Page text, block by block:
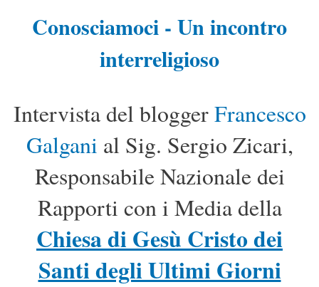
Conosciamoci - Un incontro
interreligioso
Intervista del bloggerFrancesco
Galgani al Sig. Sergio Zicari,
Responsabile Nazionale dei
Rapporti con i Media della
Chiesa di Gesù Cristo dei
Santi degli Ultimi Giorni